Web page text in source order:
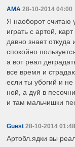
AMA 28-10-2014 04:00
Я наоборот считаю
играть с артой,
давно знает
спокойно
а вот реал
все время и
если ты убогий и
ной, а дуй в
и там мальчишки
Guest 28-10-2014 01:48
Артобл.ядки вы